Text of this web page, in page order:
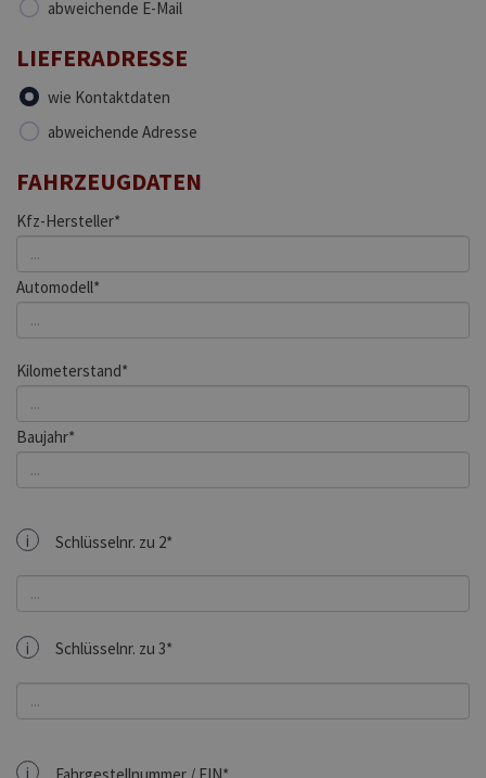
abweichende E-Mail
LIEFERADRESSE
wie Kontaktdaten
abweichende Adresse
FAHRZEUGDATEN
Kfz-Hersteller*
Automodell*
Kilometerstand*
Baujahr*
i Schlüsselnr. zu 2*
i Schlüsselnr. zu 3*
i Fahrgestellnummer / FIN*